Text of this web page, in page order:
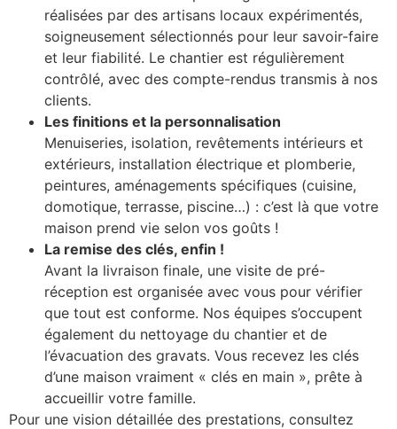
réalisées par des artisans locaux expérimentés,
soigneusement sélectionnés pour leur savoir-faire
et leur fiabilité. Le chantier est régulièrement
contrôlé, avec des compte-rendus transmis à nos
clients.
Les finitions et la personnalisation
Menuiseries, isolation, revêtements intérieurs et
extérieurs, installation électrique et plomberie,
peintures, aménagements spécifiques (cuisine,
domotique, terrasse, piscine…) : c’est là que votre
maison prend vie selon vos goûts !
La remise des clés, enfin !
Avant la livraison finale, une visite de pré-
réception est organisée avec vous pour vérifier
que tout est conforme. Nos équipes s’occupent
également du nettoyage du chantier et de
l’évacuation des gravats. Vous recevez les clés
d’une maison vraiment « clés en main », prête à
accueillir votre famille.
Pour une vision détaillée des prestations, consultez